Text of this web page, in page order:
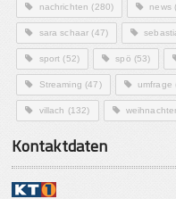
nachrichten (280) news
sara schaar (47)
sport (52) spö (53)
Streaming (47) umfrage
villach (132)
Kontaktdaten